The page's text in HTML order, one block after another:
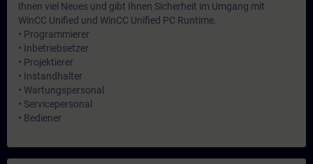
Ihnen viel Neues und gibt Ihnen Sicherheit im Umgang mit
WinCC Unified und WinCC Unified PC Runtime.
• Programmierer
• Inbetriebsetzer
• Projektierer
• Instandhalter
• Wartungspersonal
• Servicepersonal
• Bediener